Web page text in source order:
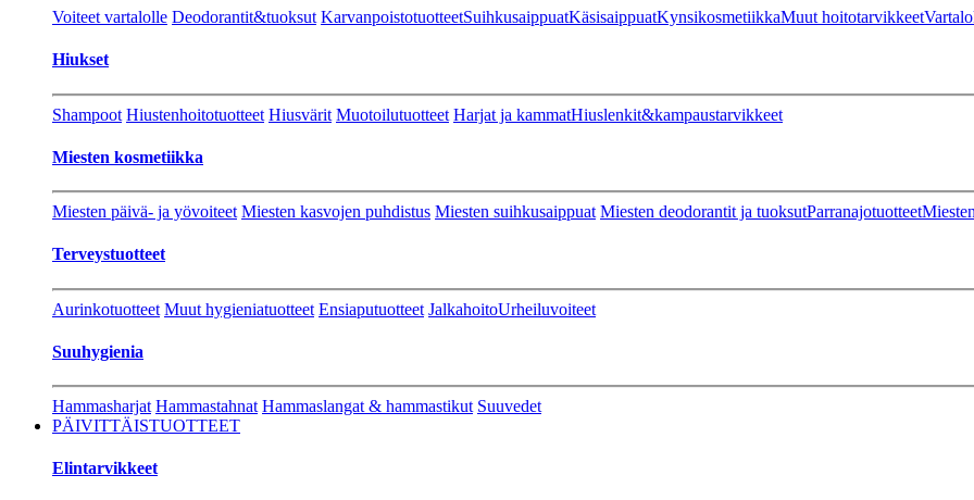
Voiteet vartalolle Deodorantit&tuoksut KarvanpoistotuotteetSuihkusaippuatKäsisaippuatKynsikosmetiikkaMuut hoitotarvikkeet
Hiukset
Shampoot Hiustenhoitotuotteet Hiusvärit Muotoilutuotteet Harjat ja kammatHiuslenkit&kampaustarvikkeet
Miesten kosmetiikka
Miesten päivä- ja yövoiteet Miesten kasvojen puhdistus Miesten suihkusaippuat Miesten deodorantit ja tuoksutParranajotuotteet
Terveystuotteet
Aurinkotuotteet Muut hygieniatuotteet Ensiaputuotteet JalkahoitoUrheiluvoiteet
Suuhygienia
Hammasharjat Hammastahnat Hammaslangat & hammastikut Suuvedet
PÄIVITTÄISTUOTTEET
Elintarvikkeet